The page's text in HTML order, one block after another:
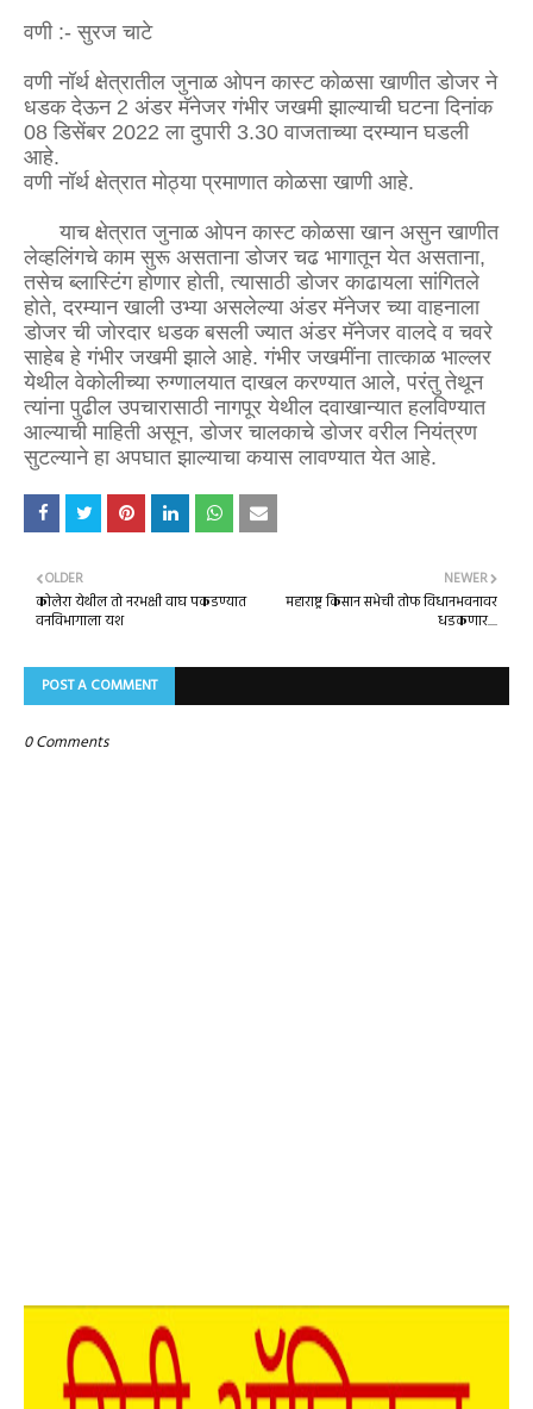
वणी :- सुरज चाटे
वणी नॉर्थ क्षेत्रातील जुनाळ ओपन कास्ट कोळसा खाणीत डोजर ने
धडक देऊन 2 अंडर मॅनेजर गंभीर जखमी झाल्याची घटना दिनांक
08 डिसेंबर 2022 ला दुपारी 3.30 वाजताच्या दरम्यान घडली
आहे.
वणी नॉर्थ क्षेत्रात मोठ्या प्रमाणात कोळसा खाणी आहे.
याच क्षेत्रात जुनाळ ओपन कास्ट कोळसा खान असुन खाणीत
लेव्हलिंगचे काम सुरू असताना डोजर चढ भागातून येत असताना,
तसेच ब्लास्टिंग होणार होती, त्यासाठी डोजर काढायला सांगितले
होते, दरम्यान खाली उभ्या असलेल्या अंडर मॅनेजर च्या वाहनाला
डोजर ची जोरदार धडक बसली ज्यात अंडर मॅनेजर वालदे व चवरे
साहेब हे गंभीर जखमी झाले आहे. गंभीर जखमींना तात्काळ भाल्लर
येथील वेकोलीच्या रुग्णालयात दाखल करण्यात आले, परंतु तेथून
त्यांना पुढील उपचारासाठी नागपूर येथील दवाखान्यात हलविण्यात
आल्याची माहिती असून, डोजर चालकाचे डोजर वरील नियंत्रण
सुटल्याने हा अपघात झाल्याचा कयास लावण्यात येत आहे.
NEWER
महाराष्ट्र किसान सभेची तोफ विधानभवनावर
धडकणार....
OLDER
कोलेरा येथील तो नरभक्षी वाघ पकडण्यात
वनविभागाला यश
POST A COMMENT
0 Comments